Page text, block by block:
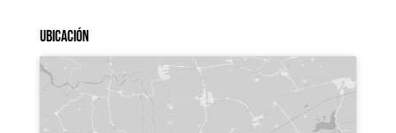
Ubicación